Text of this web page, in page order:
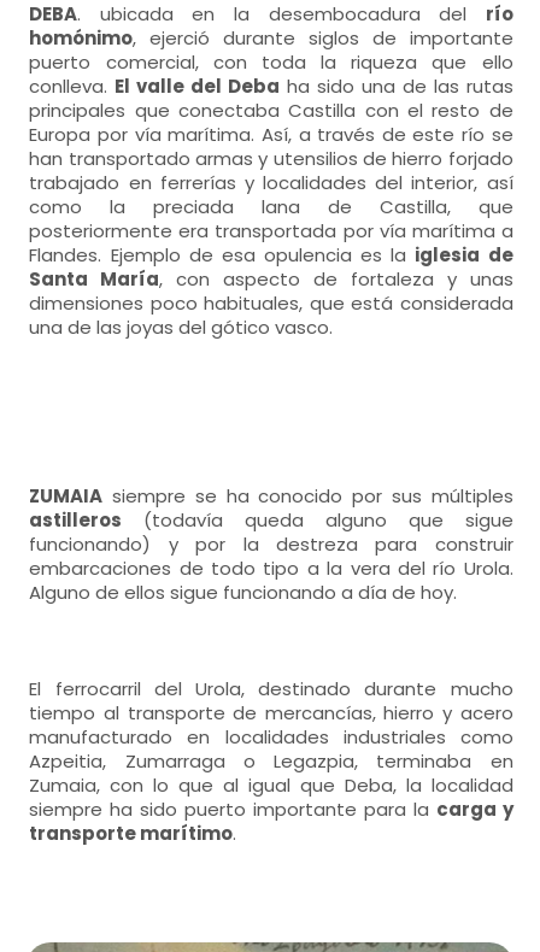
DEBA. ubicada en la desembocadura del río
homónimo, ejerció durante siglos de importante
puerto comercial, con toda la riqueza que ello
conlleva. El valle del Deba ha sido una de las rutas
principales que conectaba Castilla con el resto de
Europa por vía marítima. Así, a través de este río se
han transportado armas y utensilios de hierro forjado
trabajado en ferrerías y localidades del interior, así
como la preciada lana de Castilla, que
posteriormente era transportada por vía marítima a
Flandes. Ejemplo de esa opulencia es la iglesia de
Santa María, con aspecto de fortaleza y unas
dimensiones poco habituales, que está considerada
una de las joyas del gótico vasco.
ZUMAIA siempre se ha conocido por sus múltiples
astilleros (todavía queda alguno que sigue
funcionando) y por la destreza para construir
embarcaciones de todo tipo a la vera del río Urola.
Alguno de ellos sigue funcionando a día de hoy.
El ferrocarril del Urola, destinado durante mucho
tiempo al transporte de mercancías, hierro y acero
manufacturado en localidades industriales como
Azpeitia, Zumarraga o Legazpia, terminaba en
Zumaia, con lo que al igual que Deba, la localidad
siempre ha sido puerto importante para la carga y
transporte marítimo.